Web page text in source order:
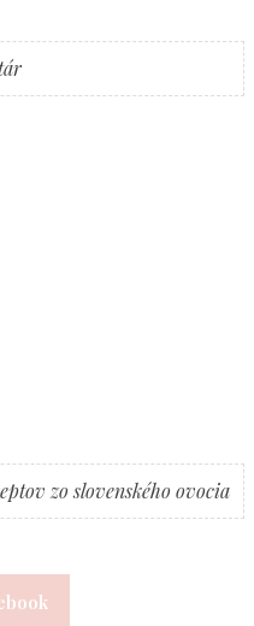
zo slovenského ovocia